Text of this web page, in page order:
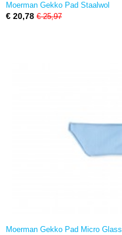
Moerman Gekko Pad Staalwol
€ 20,78 € 25,97
Moerman Gekko Pad Micro Glass